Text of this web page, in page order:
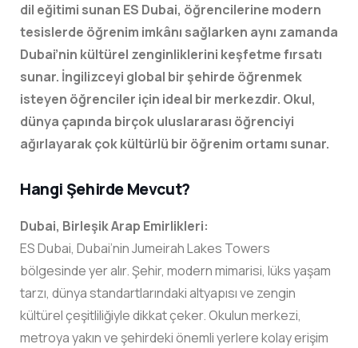
dil eğitimi sunan ES Dubai, öğrencilerine modern
tesislerde öğrenim imkânı sağlarken aynı zamanda
Dubai’nin kültürel zenginliklerini keşfetme fırsatı
sunar. İngilizceyi global bir şehirde öğrenmek
isteyen öğrenciler için ideal bir merkezdir. Okul,
dünya çapında birçok uluslararası öğrenciyi
ağırlayarak çok kültürlü bir öğrenim ortamı sunar.
Hangi Şehirde Mevcut?
Dubai, Birleşik Arap Emirlikleri:
ES Dubai, Dubai’nin Jumeirah Lakes Towers
bölgesinde yer alır. Şehir, modern mimarisi, lüks yaşam
tarzı, dünya standartlarındaki altyapısı ve zengin
kültürel çeşitliliğiyle dikkat çeker. Okulun merkezi,
metroya yakın ve şehirdeki önemli yerlere kolay erişim